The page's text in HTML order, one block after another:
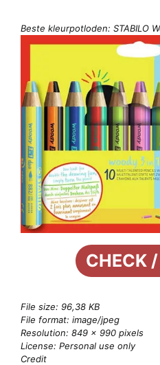
Beste kleurpotloden: STABILO
CHECK
File size: 96,38 KB
File format: image/jpeg
Resolution: 849 × 990 pixels
License: Personal use only
Credit